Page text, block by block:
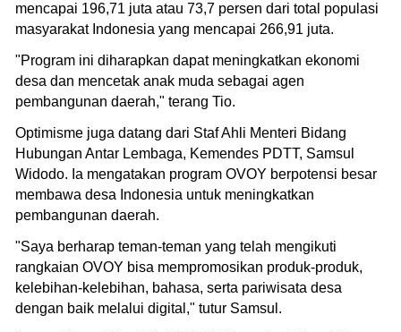
mencapai 196,71 juta atau 73,7 persen dari total populasi
masyarakat Indonesia yang mencapai 266,91 juta.
"Program ini diharapkan dapat meningkatkan ekonomi
desa dan mencetak anak muda sebagai agen
pembangunan daerah," terang Tio.
Optimisme juga datang dari Staf Ahli Menteri Bidang
Hubungan Antar Lembaga, Kemendes PDTT, Samsul
Widodo. Ia mengatakan program OVOY berpotensi besar
membawa desa Indonesia untuk meningkatkan
pembangunan daerah.
"Saya berharap teman-teman yang telah mengikuti
rangkaian OVOY bisa mempromosikan produk-produk,
kelebihan-kelebihan, bahasa, serta pariwisata desa
dengan baik melalui digital," tutur Samsul.